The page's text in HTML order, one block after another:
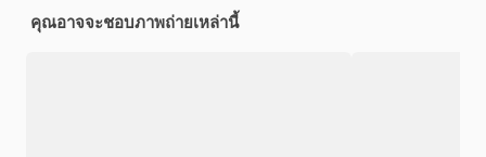
คุณอาจจะชอบภาพถ่ายเหล่านี้